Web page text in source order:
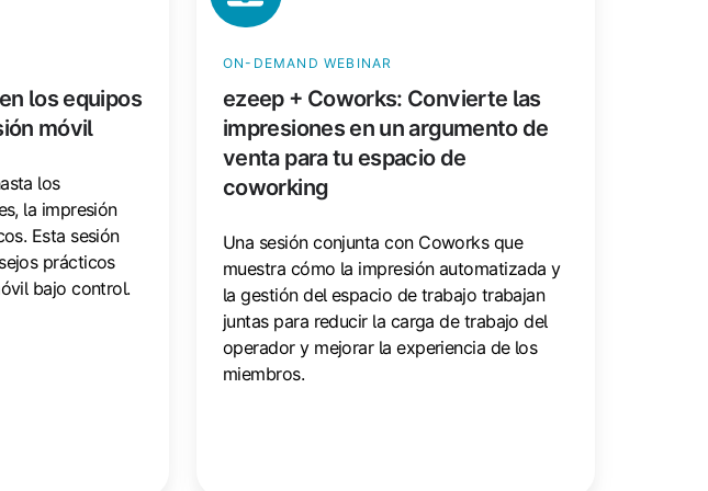
los equipos
móvil
los
la impresión
Esta sesión
prácticos
bajo control.
venta
espacio
coworking
ON-DEMAND WEBINAR
ezeep + Coworks: Convierte las
impresiones en un argumento de
venta para tu espacio de
coworking
Una sesión conjunta con Coworks que
muestra cómo la impresión automatizada y
la gestión del espacio de trabajo trabajan
juntas para reducir la carga de trabajo del
operador y mejorar la experiencia de los
miembros.